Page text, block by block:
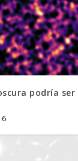
podría ser